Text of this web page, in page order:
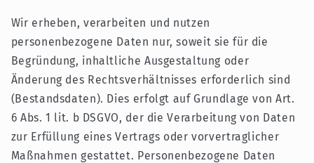
Wir erheben, verarbeiten und nutzen
personenbezogene Daten nur, soweit sie für die
Begründung, inhaltliche Ausgestaltung oder
Änderung des Rechtsverhältnisses erforderlich sind
(Bestandsdaten). Dies erfolgt auf Grundlage von Art.
6 Abs. 1 lit. b DSGVO, der die Verarbeitung von Daten
zur Erfüllung eines Vertrags oder vorvertraglicher
Maßnahmen gestattet. Personenbezogene Daten